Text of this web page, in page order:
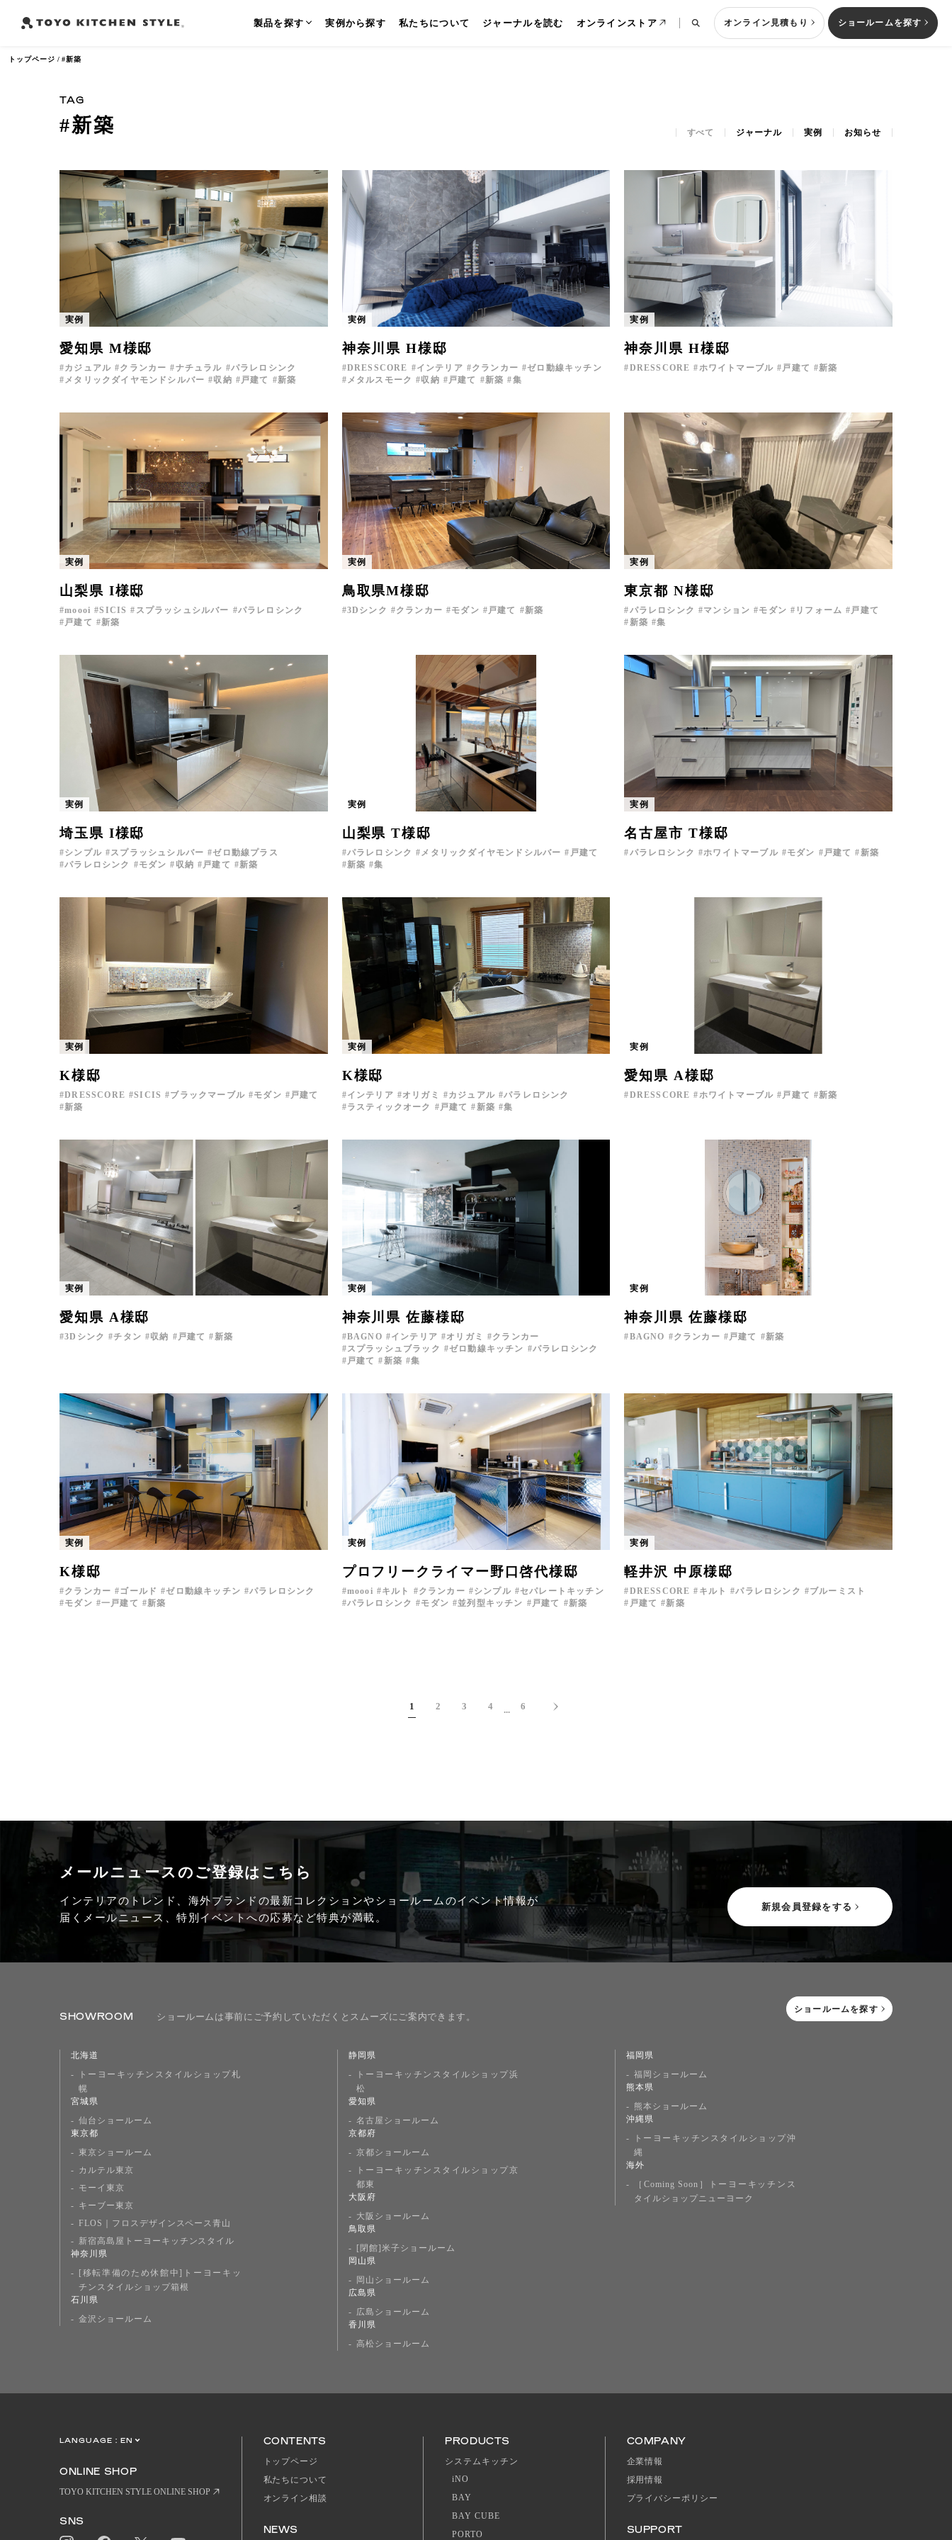
よく検索されるワード
製品を探す 実例から探す 私たちについて ジャーナルを読む オンラインストア オンライン見積もり ショールームを探す
トップページ #新築
TAG
#新築 すべて ジャーナル 実例 お知らせ
実例
愛知県 M様邸
カジュアル クランカー ナチュラル
パラレロシンク
メタリックダイヤモンドシルバー
収納 戸建て 新築
実例
神奈川県 H様邸
DRESSCORE インテリア クランカー
ゼロ動線キッチン
メタルスモーク
収納 戸建て 新築 集
実例
神奈川県 H様邸
DRESSCORE ホワイトマーブル 戸建て 新築
実例
山梨県 I様邸
moooi SICIS スプラッシュシルバー
パラレロシンク
戸建て
新築
実例
鳥取県M様邸
3Dシンク クランカー モダン 戸建て 新築
実例
東京都 N様邸
パラレロシンク マンション モダン リフォーム
戸建て
新築
集
実例
埼玉県 I様邸
シンプル スプラッシュシルバー
ゼロ動線プラス
パラレロシンク
モダン 収納 戸建て 新築
実例
山梨県 T様邸
パラレロシンク メタリックダイヤモンドシルバー
戸建て
新築
集
実例
名古屋市 T様邸
パラレロシンク ホワイトマーブル モダン 戸建て 新築
実例
K様邸
DRESSCORE SICIS ブラックマーブル モダン
戸建て
新築
実例
K様邸
インテリア オリガミ カジュアル
パラレロシンク
ラスティックオーク
戸建て 新築 集
実例
愛知県 A様邸
DRESSCORE ホワイトマーブル 戸建て 新築
実例
愛知県 A様邸
3Dシンク チタン 収納 戸建て 新築
実例
神奈川県 佐藤様邸
BAGNO インテリア オリガミ
クランカー
スプラッシュブラック
ゼロ動線キッチン
パラレロシンク
戸建て
新築 集
実例
神奈川県 佐藤様邸
BAGNO クランカー 戸建て 新築
実例
K様邸
クランカー ゴールド ゼロ動線キッチン
パラレロシンク
モダン
一戸建て 新築
実例
プロフリークライマー野口啓代様邸
moooi キルト クランカー シンプル
セパレートキッチン
パラレロシンク
モダン 並列型キッチン 戸建て 新築
実例
軽井沢 中原様邸
DRESSCORE キルト パラレロシンク
ブルーミスト
戸建て
新築
1 2 3 4 ... 6
メールニュースの ご登録はこちら
インテリアのトレンド、海外ブランドの最新コレクションやショールームのイベント情報が
届くメールニュース、特別イベントへの応募など特典が満載。
新規会員登録をする
SHOWROOM ショールームは事前にご予約していただくとスムーズにご案内できます。
ショールームを探す
北海道
トーヨーキッチンスタイルショップ札
幌
宮城県
仙台ショールーム
東京都
東京ショールーム
カルテル東京
モーイ東京
キーブー東京
FLOS｜フロスデザインスペース青山
新宿高島屋トーヨーキッチンスタイル
神奈川県
[移転準備のため休館中]トーヨーキッ
チンスタイルショップ箱根
石川県
金沢ショールーム
静岡県
トーヨーキッチンスタイルショップ浜
松
愛知県
名古屋ショールーム
京都府
京都ショールーム
トーヨーキッチンスタイルショップ京
都東
大阪府
大阪ショールーム
鳥取県
[閉館]米子ショールーム
岡山県
岡山ショールーム
広島県
広島ショールーム
香川県
高松ショールーム
福岡県
福岡ショールーム
熊本県
熊本ショールーム
沖縄県
トーヨーキッチンスタイルショップ沖
縄
海外
［Coming Soon］トーヨーキッチンス
タイルショップニューヨーク
LANGUAGE : EN
ONLINE SHOP
TOYO KITCHEN STYLE ONLINE SHOP
SNS
CONTENTS
トップページ
私たちについて
オンライン相談
NEWS
PRODUCTS
システムキッチン
iNO
BAY
BAY CUBE
PORTO
COMPANY
企業情報
採用情報
プライバシーポリシー
SUPPORT